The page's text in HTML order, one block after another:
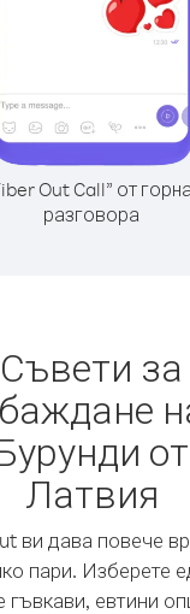
Out Call” от
разговора
Съвети за
от
Латвия
ви дава повече
пари. Изберете
гъвкави, евтини